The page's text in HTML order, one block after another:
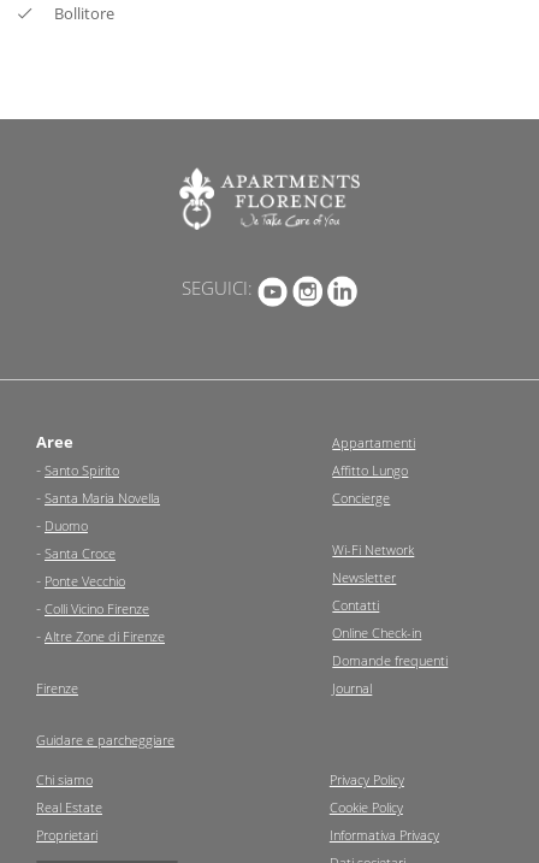
Bollitore
SEGUICI:
Aree
- Santo Spirito
- Santa Maria Novella
- Duomo
- Santa Croce
- Ponte Vecchio
- Colli Vicino Firenze
- Altre Zone di Firenze
Firenze
Guidare e parcheggiare
Appartamenti
Affitto Lungo
Concierge
Wi-Fi Network
Newsletter
Contatti
Online Check-in
Domande frequenti
Journal
Chi siamo
Real Estate
Proprietari
Privacy Policy
Cookie Policy
Informativa Privacy